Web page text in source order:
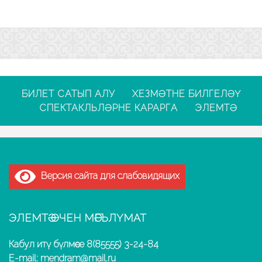
БИЛЕТ САТЫП АЛУ
ХЕЗМӘТНЕ БИЛГЕЛӘҮ
СПЕКТАКЛЬЛӘРНЕ КАРАРГА
ЭЛЕМТӘ
Версия сайта для слабовидящих
ЭЛЕМТӘ ӨЧЕН МӘГЪЛҮМАТ
Кабул итү бүлмәсе 8(85555) 3-24-84
E-mail: mendram@mail.ru